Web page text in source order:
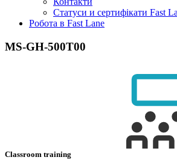
Статуси и сертифікати Fast
Робота в Fast Lane
MS-GH-500T00
Classroom training